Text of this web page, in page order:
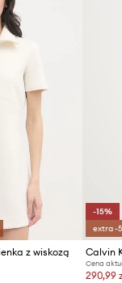
z wiskozą
-15%
extra -
Cena
290,99